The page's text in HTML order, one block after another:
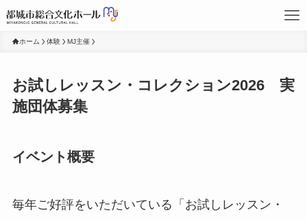
ホーム 体験 MJ主催
お試しレッスン・コレクション2026 実
施団体募集
イベント概要
毎年ご好評をいただいている「お試しレッスン・